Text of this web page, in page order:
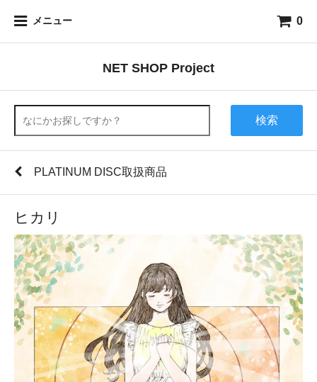
メニュー 0
NET SHOP Project
検索
PLATINUM DISC取扱商品
ヒカリ